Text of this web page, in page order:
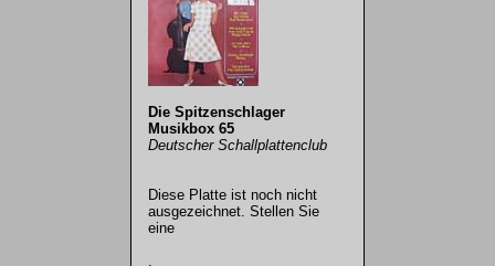
Die Spitzenschlager
Musikbox 65
Deutscher Schallplattenclub
Diese Platte ist noch nicht
ausgezeichnet. Stellen Sie
eine